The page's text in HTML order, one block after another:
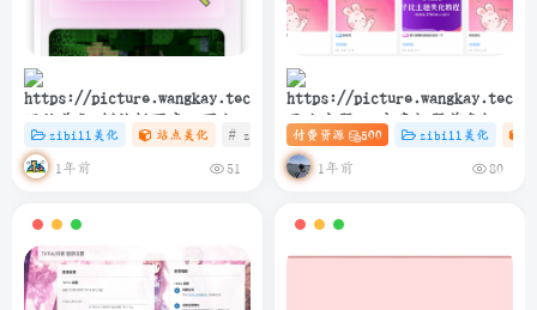
网站美化-侧边栏百度一下小卡
片协助SEO
zibill美化 站点美化 # zibll # C # 设计
1年前 51
子比主题 – 文章标题前角标扫
光样式[优化版]
付费资源 500 zibill美化
1年前 80